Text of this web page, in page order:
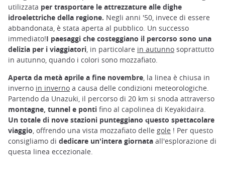
utilizzata per trasportare le attrezzature alle dighe
idroelettriche della regione. Negli anni '50, invece di essere
abbandonata, è stata aperta al pubblico. Un successo
immediato!I paesaggi che costeggiano il percorso sono una
delizia per i viaggiatori , in particolare in autunno soprattutto
in autunno, quando i colori sono mozzafiato.
Aperta da metà aprile a fine novembre, la linea è chiusa in
inverno in inverno a causa delle condizioni meteorologiche.
Partendo da Unazuki, il percorso di 20 km si snoda attraverso
montagne, tunnel e ponti fino al capolinea di Keyakidaira.
Un totale di nove stazioni punteggiano questo spettacolare
viaggio, offrendo una vista mozzafiato delle gole ! Per questo
consigliamo di dedicare un'intera giornata all'esplorazione di
questa linea eccezionale.